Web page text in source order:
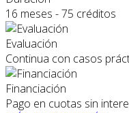
16 meses - 75 créditos
Evaluación
Continua con casos
Financiación
Pago en cuotas sin